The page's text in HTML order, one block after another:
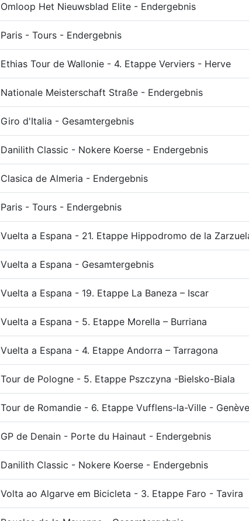
Omloop Het Nieuwsblad Elite - Endergebnis
Paris - Tours - Endergebnis
Ethias Tour de Wallonie - 4. Etappe Verviers - Herve
Nationale Meisterschaft Straße - Endergebnis
Giro d'Italia - Gesamtergebnis
Danilith Classic - Nokere Koerse - Endergebnis
Clasica de Almeria - Endergebnis
Paris - Tours - Endergebnis
Vuelta a Espana - 21. Etappe Hippodromo de la
Vuelta a Espana - Gesamtergebnis
Vuelta a Espana - 19. Etappe La Baneza – Iscar
Vuelta a Espana - 5. Etappe Morella – Burriana
Vuelta a Espana - 4. Etappe Andorra – Tarragona
Tour de Pologne - 5. Etappe Pszczyna -Bielsko-Biala
Tour de Romandie - 6. Etappe Vufflens-la-Ville - Genève
GP de Denain - Porte du Hainaut - Endergebnis
Danilith Classic - Nokere Koerse - Endergebnis
Volta ao Algarve em Bicicleta - 3. Etappe Faro - Tavira